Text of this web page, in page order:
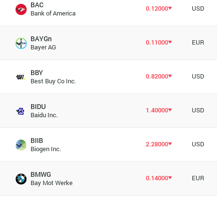
BAC
Bank of America
0.12000 USD
BAYGn
Bayer AG
0.11000 EUR
BBY
Best Buy Co Inc.
0.82000 USD
BIDU
Baidu Inc.
1.40000 USD
BIIB
Biogen Inc.
2.28000 USD
BMWG
Bay Mot Werke
0.14000 EUR